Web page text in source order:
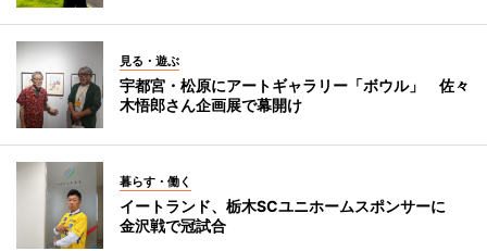
見る・遊ぶ
宇都宮・松原にアートギャラリー「ボウル」 佐々
木悟郎さん企画展で幕開け
暮らす・働く
イートランド、栃木SCユニホームスポンサーに
金沢戦で冠試合